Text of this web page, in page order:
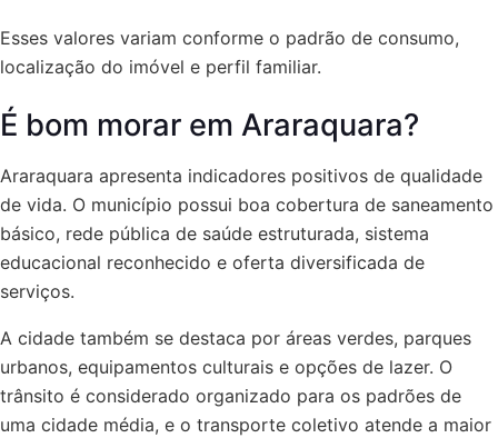
Esses valores variam conforme o padrão de consumo,
localização do imóvel e perfil familiar.
É bom morar em Araraquara?
Araraquara apresenta indicadores positivos de qualidade
de vida. O município possui boa cobertura de saneamento
básico, rede pública de saúde estruturada, sistema
educacional reconhecido e oferta diversificada de
serviços.
A cidade também se destaca por áreas verdes, parques
urbanos, equipamentos culturais e opções de lazer. O
trânsito é considerado organizado para os padrões de
uma cidade média, e o transporte coletivo atende a maior